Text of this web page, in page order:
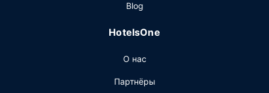
обслуживание номеров (по расписанию). Завтрак (по
дополнительную плату.
бизнес-центр, прокат автомобилей
Blog
HotelsOne
О нас
Партнёры